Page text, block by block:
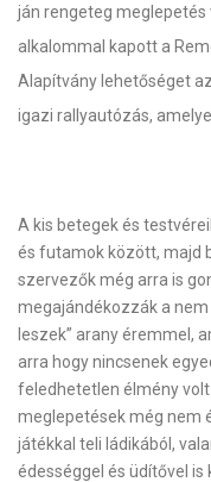
ján rengeteg meglepetés
alkalommal kapott a
Alapítvány lehetőséget
igazi rallyautózás,
A kis betegek és
és futamok között, majd
szervezők még arra is
megajándékozzák a
leszek” arany éremmel,
arra hogy nincsenek
feledhetetlen élmény
meglepetések még nem
játékkal teli ládikából,
édességgel és üdítővel is